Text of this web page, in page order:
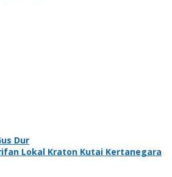
Dur
Lokal Kraton Kutai Kertanegara